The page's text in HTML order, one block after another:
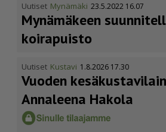
Uutiset Mynämäki 23.5.2022 16.07
Mynämäkeen
koirapuisto
Uutiset Kustavi 1.8.2026 17.30
Vuoden
Annaleena Hakola